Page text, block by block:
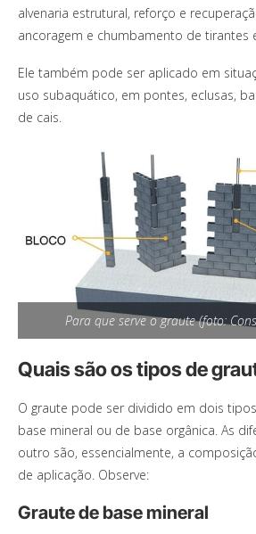
alvenaria estrutural, reforço e
ancoragem e chumbamento de tirantes
Ele também pode ser aplicado em
uso subaquático, em pontes, eclusas,
de cais.
Para que serve o graute (foto:
Quais são os tipos de
O graute pode ser dividido em dois
base mineral ou de base orgânica. As
outro são, essencialmente, a
de aplicação. Observe:
Graute de base mineral